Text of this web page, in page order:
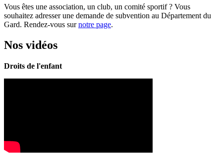
Vous êtes une association, un club, un comité sportif ? Vous
souhaitez adresser une demande de subvention au Département du
Gard. Rendez-vous surnotre page.
Nos vidéos
Droits de l'enfant